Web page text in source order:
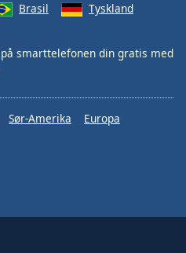
Brasil Tyskland
på smarttelefonen din gratis med
Sør-Amerika
Europa